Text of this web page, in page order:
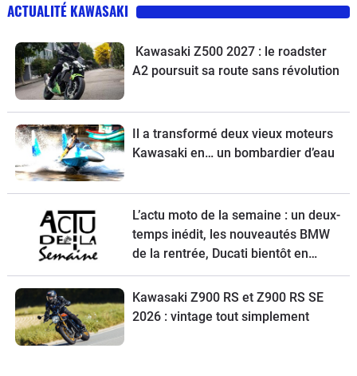
ACTUALITÉ KAWASAKI
Kawasaki Z500 2027 : le roadster
A2 poursuit sa route sans révolution
Il a transformé deux vieux moteurs
Kawasaki en… un bombardier d’eau
L’actu moto de la semaine : un deux-
temps inédit, les nouveautés BMW
de la rentrée, Ducati bientôt en
vente, une Vespa spéciale et la
Kawasaki Z900 RS à l’essai
Kawasaki Z900 RS et Z900 RS SE
2026 : vintage tout simplement